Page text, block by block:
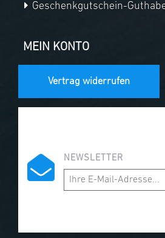
Geschenkgutschein-
MEIN KONTO
Vertrag widerrufen
NEWSLETTER